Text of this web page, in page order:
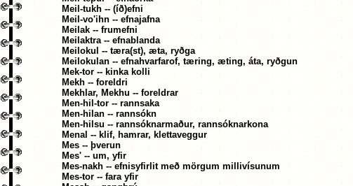
Meil-tukh -- (íð)efni
Meil-vo'ihn -- efnajafna
Meilak -- frumefni
Meilaktra -- efnablanda
Meilokul -- tæra(st), æta, ryðga
Meilokulan -- efnahvarfarof, tæring, æting, áta, ryðgun
Mek-tor -- kinka kolli
Mekh -- foreldri
Mekhlar, Mekhu -- foreldrar
Men-hil-tor -- rannsaka
Men-hilan -- rannsókn
Men-hilsu -- rannsóknarmaður, rannsóknarkona
Menal -- klif, hamrar, klettaveggur
Mes -- þverun
Mes' -- um, yfir
Mes-nakh -- efnisyfirlit með mörgum millivísunum
Mes-tor -- fara yfir